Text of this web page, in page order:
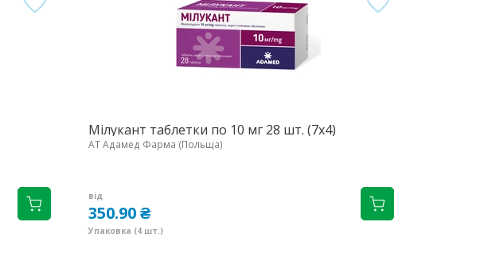
Мілукант таблетки по 10 мг 28 шт. (7х4)
АТ Адамед Фарма (Польща)
від
350.90 ₴
Упаковка (4 шт.)